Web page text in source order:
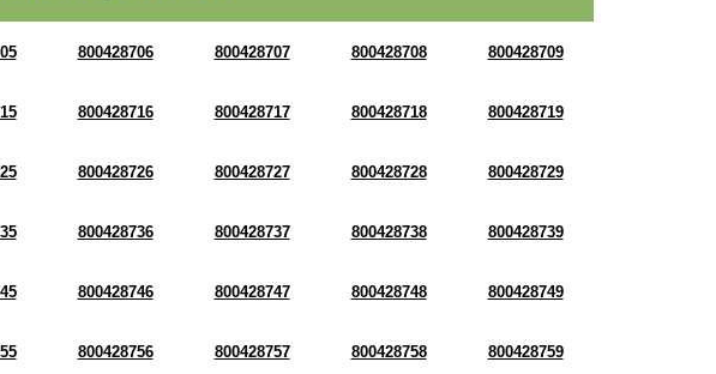
800428706 800428707 800428708 800428709
800428716 800428717 800428718 800428719
800428726 800428727 800428728 800428729
800428736 800428737 800428738 800428739
800428746 800428747 800428748 800428749
800428756 800428757 800428758 800428759